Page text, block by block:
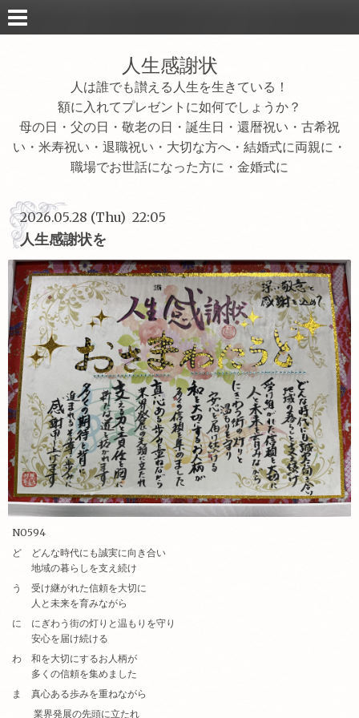
人生感謝状
人は誰でも讃える人生を生きている！
額に入れてプレゼントに如何でしょうか？
母の日・父の日・敬老の日・誕生日・還暦祝い・古希祝
い・米寿祝い・退職祝い・大切な方へ・結婚式に両親に・
職場でお世話になった方に・金婚式に
2026.05.28 (Thu) 22:05
人生感謝状を
NO594
ど どんな時代にも誠実に向き合い
地域の暮らしを支え続け
う 受け継がれた信頼を大切に
人と未来を育みながら
に にぎわう街の灯りと温もりを守り
安心を届け続ける
わ 和を大切にするお人柄が
多くの信頼を集めました
ま 真心ある歩みを重ねながら
業界発展の先頭に立たれ